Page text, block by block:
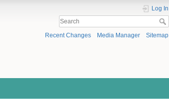
Log In
Recent Changes Media Manager Sitemap